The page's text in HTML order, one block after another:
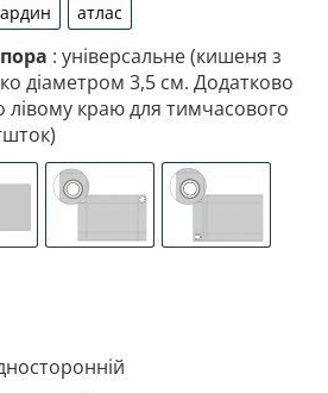
габардин
атлас
атлас
: універсальне (кишеня з
діаметром 3,5 см. Додатково
лівому краю для тимчасового